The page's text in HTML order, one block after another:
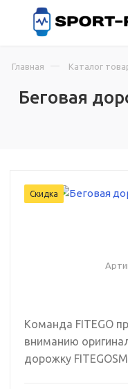
Беговая
Главная Каталог
Скидка
Команда FITEGO
вниманию
дорожку